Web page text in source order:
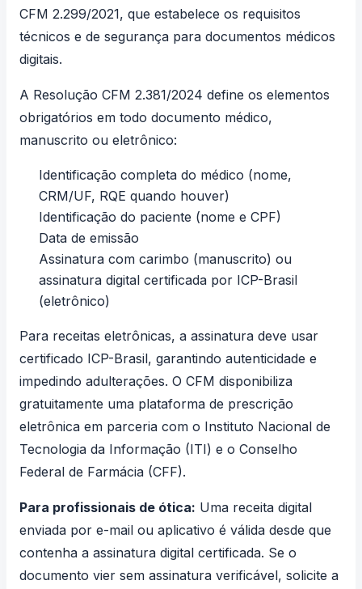
CFM 2.299/2021, que estabelece os requisitos
técnicos e de segurança para documentos médicos
digitais.
A Resolução CFM 2.381/2024 define os elementos
obrigatórios em todo documento médico,
manuscrito ou eletrônico:
Identificação completa do médico (nome,
CRM/UF, RQE quando houver)
Identificação do paciente (nome e CPF)
Data de emissão
Assinatura com carimbo (manuscrito) ou
assinatura digital certificada por ICP-Brasil
(eletrônico)
Para receitas eletrônicas, a assinatura deve usar
certificado ICP-Brasil, garantindo autenticidade e
impedindo adulterações. O CFM disponibiliza
gratuitamente uma plataforma de prescrição
eletrônica em parceria com o Instituto Nacional de
Tecnologia da Informação (ITI) e o Conselho
Federal de Farmácia (CFF).
Para profissionais de ótica: Uma receita digital
enviada por e-mail ou aplicativo é válida desde que
contenha a assinatura digital certificada. Se o
documento vier sem assinatura verificável, solicite a